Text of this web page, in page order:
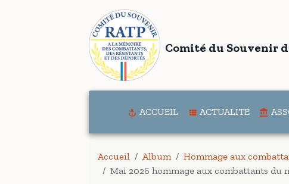
Comité du Souvenir
ACCUEIL ACTUALITÉ
Accueil Album
Hommage aux
Mai 2026 hommage aux combattants du